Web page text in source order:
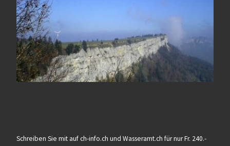
Schreiben Sie mit auf ch-info.ch und Wasseramt.ch für nur Fr. 240.-